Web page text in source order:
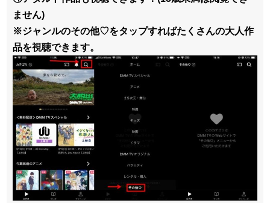
ません)
※ジャンルのその他♡をタップすればたくさんの大人作
品を視聴できます。